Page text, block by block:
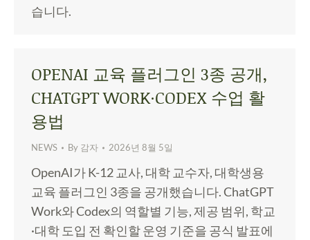
습니다.
OPENAI 교육 플러그인 3종 공개,
CHATGPT WORK·CODEX 수업 활
용법
NEWS By 감자 2026년 8월 5일
OpenAI가 K-12 교사, 대학 교수자, 대학생용
교육 플러그인 3종을 공개했습니다. ChatGPT
Work와 Codex의 역할별 기능, 제공 범위, 학교
·대학 도입 전 확인할 운영 기준을 공식 발표에